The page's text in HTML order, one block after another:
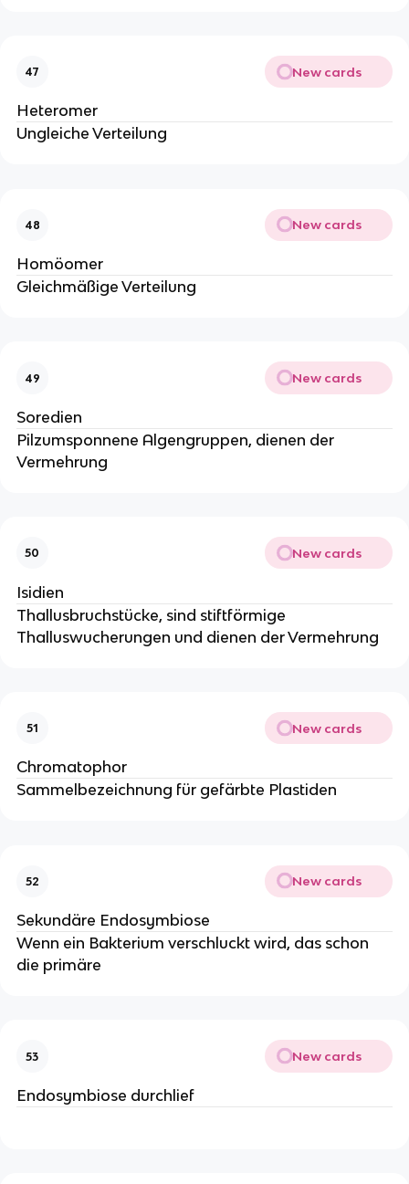
47 New cards
Heteromer
Ungleiche Verteilung
48 New cards
Homöomer
Gleichmäßige Verteilung
49 New cards
Soredien
Pilzumsponnene Algengruppen, dienen der
Vermehrung
50 New cards
Isidien
Thallusbruchstücke, sind stiftförmige
Thalluswucherungen und dienen der Vermehrung
51 New cards
Chromatophor
Sammelbezeichnung für gefärbte Plastiden
52 New cards
Sekundäre Endosymbiose
Wenn ein Bakterium verschluckt wird, das schon
die primäre
53 New cards
Endosymbiose durchlief